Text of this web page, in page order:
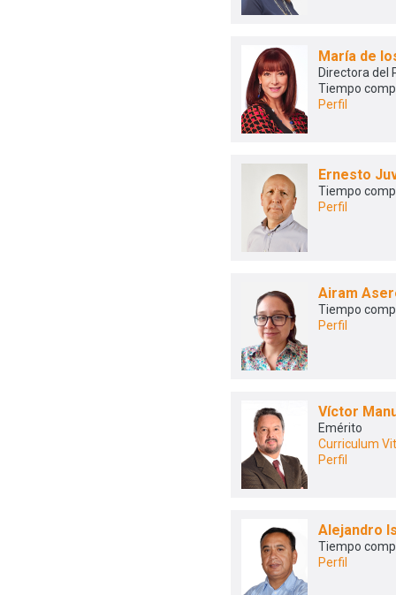
María de
Directora del
Tiempo
Perfil
Ernesto
Tiempo
Perfil
Airam
Tiempo
Perfil
Víctor
Emérito
Curriculum
Perfil
Alejandro
Tiempo
Perfil